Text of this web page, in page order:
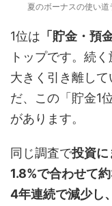
夏のボーナスの使い
1位は 「貯金・預
トップです。続
大きく引き離し
だ、この「貯金1
があります。
同じ調査で投資に
1.8%で合わせて
4年連続で減少し